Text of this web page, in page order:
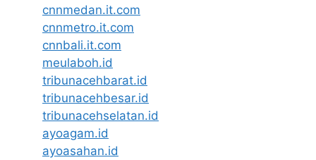
cnnmedan.it.com
cnnmetro.it.com
cnnbali.it.com
meulaboh.id
tribunacehbarat.id
tribunacehbesar.id
tribunacehselatan.id
ayoagam.id
ayoasahan.id